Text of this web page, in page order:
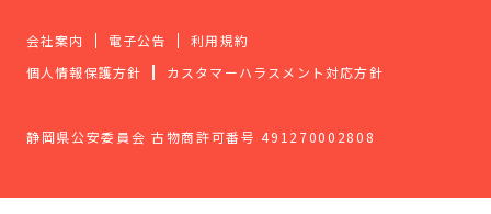
会社案内 電子公告
利用規約
個人情報保護方針
カスタマーハラスメント対応方針
静岡県公安委員会 古物商許可番号 491270002808